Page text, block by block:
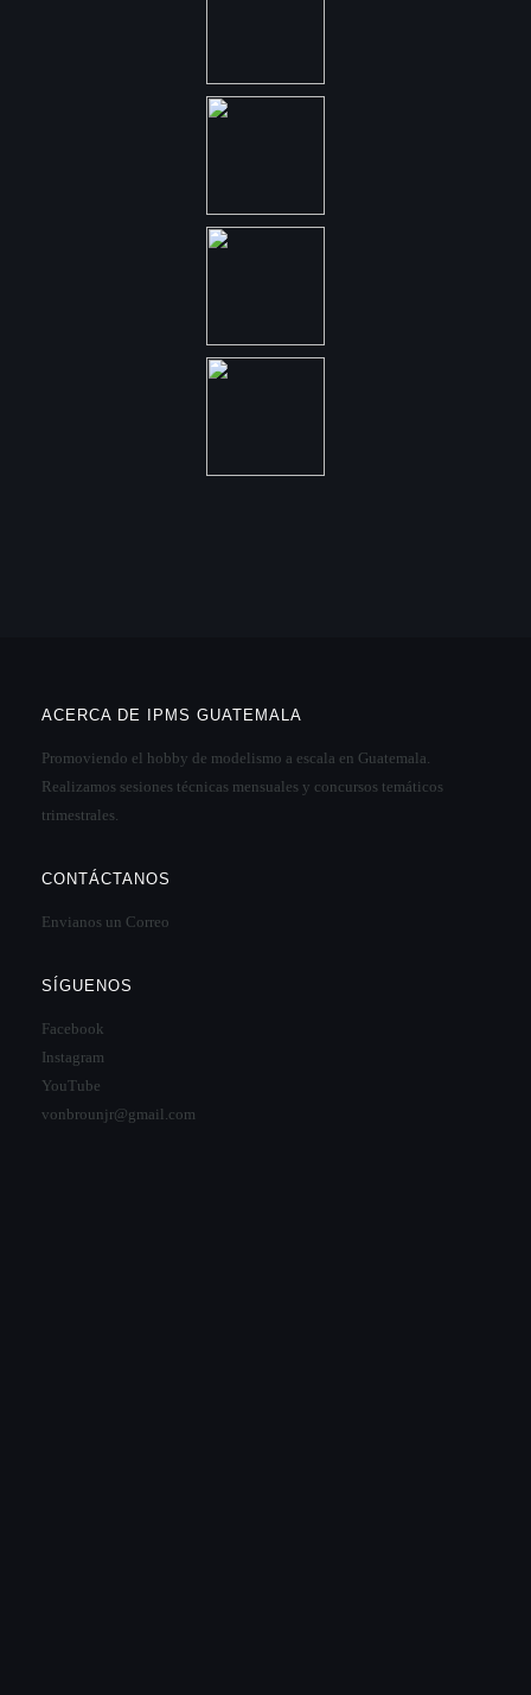
ACERCA DE IPMS GUATEMALA
Promoviendo el hobby de modelismo a escala en Guatemala.
Realizamos sesiones técnicas mensuales y concursos temáticos
trimestrales.
CONTÁCTANOS
Envianos un Correo
SÍGUENOS
Facebook
Instagram
YouTube
vonbrounjr@gmail.com